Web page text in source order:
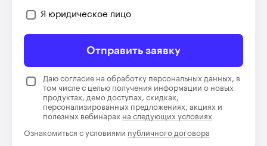
Я юридическое лицо
Отправить заявку
Даю согласие на обработку персональных данных, в
том числе с целью получения информации о новых
продуктах, демо доступах, скидках,
персонализированных предложениях, акциях и
полезных вебинарах на следующих условиях
Ознакомиться с условиями публичного договора